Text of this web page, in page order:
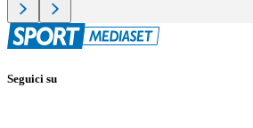
Seguici su